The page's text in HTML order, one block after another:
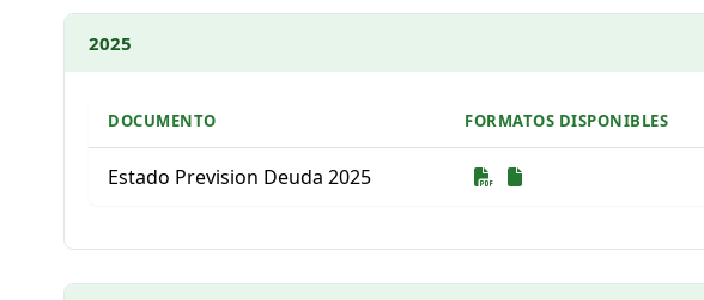
2025
DOCUMENTO FORMATOS DISPONIBLES
Estado Prevision Deuda 2025 Descarga
Descarga